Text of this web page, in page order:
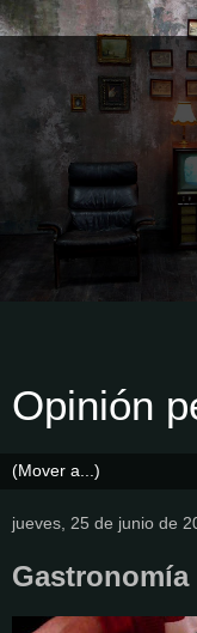
Opinión
jueves, 25 de junio de
Gastronomía